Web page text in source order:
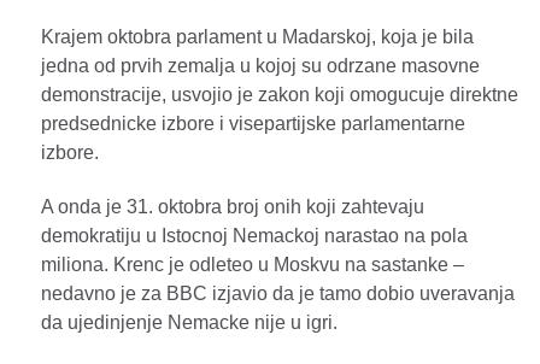
Krajem oktobra parlament u Madarskoj, koja je bila
jedna od prvih zemalja u kojoj su odrzane masovne
demonstracije, usvojio je zakon koji omogucuje direktne
predsednicke izbore i visepartijske parlamentarne
izbore.
A onda je 31. oktobra broj onih koji zahtevaju
demokratiju u Istocnoj Nemackoj narastao na pola
miliona. Krenc je odleteo u Moskvu na sastanke –
nedavno je za BBC izjavio da je tamo dobio uveravanja
da ujedinjenje Nemacke nije u igri.